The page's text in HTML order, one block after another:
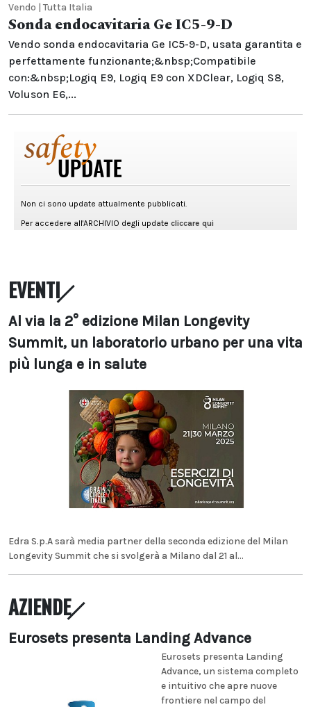
Vendo | Tutta Italia
Sonda endocavitaria Ge IC5-9-D
Vendo sonda endocavitaria Ge IC5-9-D, usata garantita e
perfettamente funzionante;&nbsp;Compatibile
con:&nbsp;Logiq E9, Logiq E9 con XDClear, Logiq S8,
Voluson E6,...
EVENTI
Al via la 2° edizione Milan Longevity
Summit, un laboratorio urbano per una vita
più lunga e in salute
Edra S.p.A sarà media partner della seconda edizione del Milan
Longevity Summit che si svolgerà a Milano dal 21 al...
AZIENDE
Eurosets presenta Landing Advance
Eurosets presenta Landing
Advance, un sistema completo
e intuitivo che apre nuove
frontiere nel campo del